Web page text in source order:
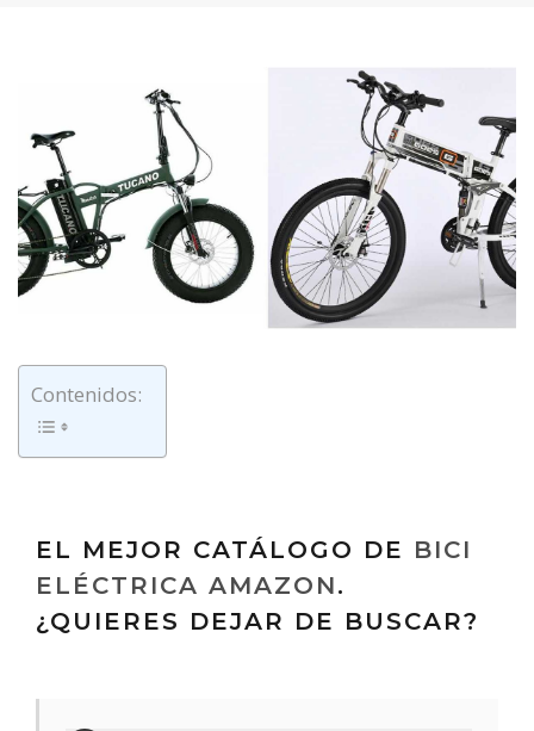
Contenidos:
EL MEJOR CATÁLOGO DE BICI
ELÉCTRICA AMAZON.
¿QUIERES DEJAR DE BUSCAR?